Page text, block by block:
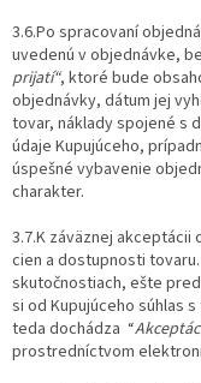
3.6.Po spracovaní
uvedenú v objednávke,
prijatí“, ktoré bude
objednávky, dátum jej
tovar, náklady spojené s
údaje Kupujúceho,
úspešné vybavenie
charakter.
3.7.K záväznej
cien a dostupnosti
skutočnostiach, ešte
si od Kupujúceho súhlas
teda dochádza “
prostredníctvom